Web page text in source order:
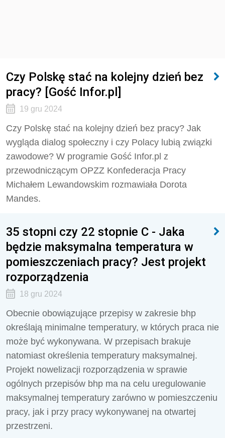
Czy Polskę stać na kolejny dzień bez
pracy? [Gość Infor.pl]
19 gru 2024
Czy Polskę stać na kolejny dzień bez pracy? Jak
wygląda dialog społeczny i czy Polacy lubią związki
zawodowe? W programie Gość Infor.pl z
przewodniczącym OPZZ Konfederacja Pracy
Michałem Lewandowskim rozmawiała Dorota
Mandes.
35 stopni czy 22 stopnie C - Jaka
będzie maksymalna temperatura w
pomieszczeniach pracy? Jest projekt
rozporządzenia
18 gru 2024
Obecnie obowiązujące przepisy w zakresie bhp
określają minimalne temperatury, w których praca nie
może być wykonywana. W przepisach brakuje
natomiast określenia temperatury maksymalnej.
Projekt nowelizacji rozporządzenia w sprawie
ogólnych przepisów bhp ma na celu uregulowanie
maksymalnej temperatury zarówno w pomieszczeniu
pracy, jak i przy pracy wykonywanej na otwartej
przestrzeni.